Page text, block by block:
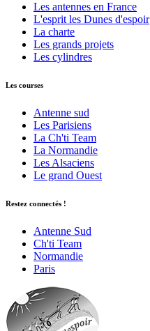
Les antennes en France
L'esprit les Dunes d'espoir
La charte
Les grands projets
Les cylindres
Les courses
Antenne sud
Les Parisiens
La Ch'ti Team
La Normandie
Les Alsaciens
Le grand Ouest
Restez connectés !
Antenne Sud
Ch'ti Team
Normandie
Paris